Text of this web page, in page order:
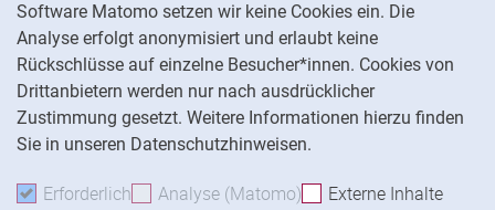
Software Matomo setzen wir keine Cookies ein. Die
Analyse erfolgt anonymisiert und erlaubt keine
Rückschlüsse auf einzelne Besucher*innen. Cookies von
Drittanbietern werden nur nach ausdrücklicher
Zustimmung gesetzt. Weitere Informationen hierzu finden
Sie in unseren Datenschutzhinweisen.
Erforderlich Erforderliche Cookies akzeptieren
Analyse (Matomo) Analyse-Cookies
Externe Inhalte
Datenschutz
Barrierefreiheit
Transparenter KI-Einsatz